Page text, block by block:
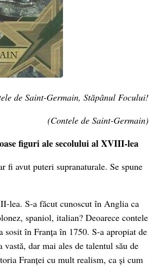
de Saint-Germain, Stăpânul Focului!
(Contele de Saint-Germain)
figuri ale secolului al XVIII-lea
avut puteri supranaturale. Se spune
lea. S-a făcut cunoscut în Anglia ca
spaniol, italian? Deoarece contele
în Franța în 1750. S-a apropiat de
dar mai ales de talentul său de
Franței cu mult realism, ca și cum